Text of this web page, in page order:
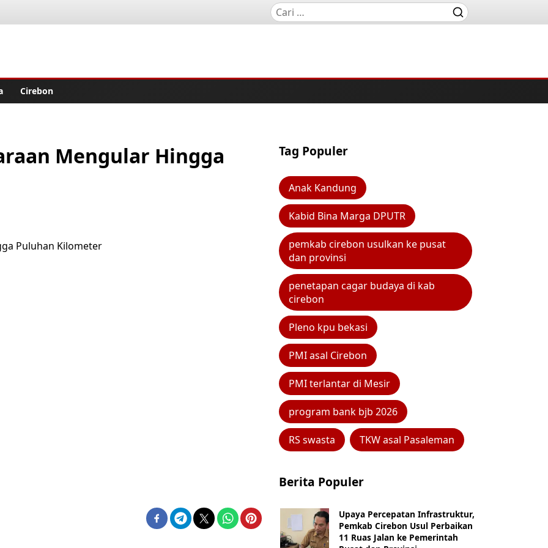
Cirebon
Mengular Hingga
Tag Populer
Anak Kandung
Kabid Bina Marga DPUTR
pemkab cirebon usulkan ke pusat
dan provinsi
penetapan cagar budaya di kab
cirebon
Pleno kpu bekasi
PMI asal Cirebon
PMI terlantar di Mesir
program bank bjb 2026
RS swasta TKW asal Pasaleman
Berita Populer
Upaya Percepatan Infrastruktur,
Pemkab Cirebon Usul Perbaikan
11 Ruas Jalan ke Pemerintah